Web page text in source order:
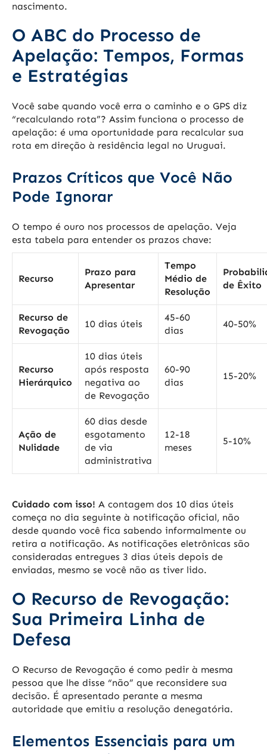
nascimento.
O ABC do Processo de
Apelação: Tempos, Formas
e Estratégias
Você sabe quando você erra o caminho e o GPS diz
“recalculando rota”? Assim funciona o processo de
apelação: é uma oportunidade para recalcular sua
rota em direção à residência legal no Uruguai.
Prazos Críticos que Você Não
Pode Ignorar
O tempo é ouro nos processos de apelação. Veja
esta tabela para entender os prazos chave:
Recurso
Prazo para
Apresentar
Tempo
Médio de
Resolução
de Êxito
Recurso de
Revogação
10 dias úteis
45-60
dias
40-50%
Recurso
Hierárquico
10 dias úteis
após resposta
negativa ao
de Revogação
60-90
dias
15-20%
Ação de
Nulidade
60 dias desde
esgotamento
de via
administrativa
12-18
meses
5-10%
Cuidado com isso! A contagem dos 10 dias úteis
começa no dia seguinte à notificação oficial, não
desde quando você fica sabendo informalmente ou
retira a notificação. As notificações eletrônicas são
consideradas entregues 3 dias úteis depois de
enviadas, mesmo se você não as tiver lido.
O Recurso de Revogação:
Sua Primeira Linha de
Defesa
O Recurso de Revogação é como pedir à mesma
pessoa que lhe disse “não” que reconsidere sua
decisão. É apresentado perante a mesma
autoridade que emitiu a resolução denegatória.
Elementos Essenciais para um